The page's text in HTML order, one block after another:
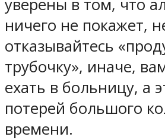
уверены в том, что
ничего не покажет,
отказывайтесь
трубочку», иначе,
ехать в больницу, а
потерей большого
времени.